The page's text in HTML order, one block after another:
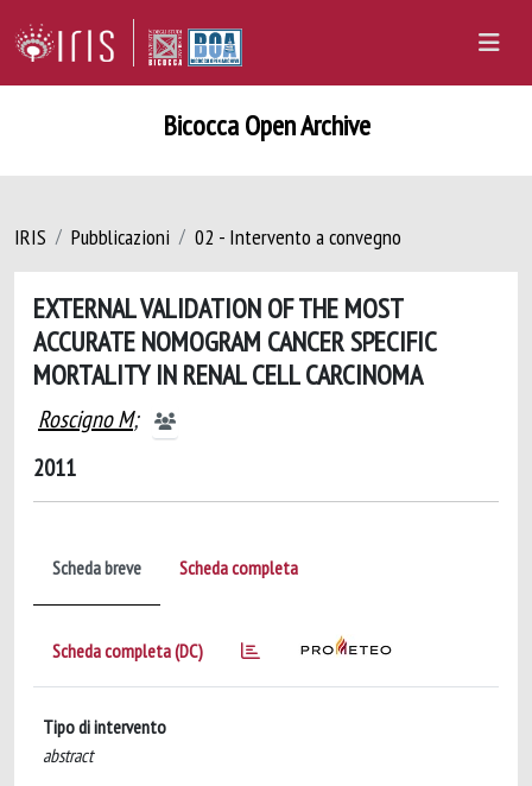
Bicocca Open Archive
IRIS Pubblicazioni 02 - Intervento a convegno
EXTERNAL VALIDATION OF THE MOST
ACCURATE NOMOGRAM CANCER SPECIFIC
MORTALITY IN RENAL CELL CARCINOMA
Roscigno M;
2011
Scheda breve Scheda completa
Scheda completa (DC)
Tipo di intervento
abstract